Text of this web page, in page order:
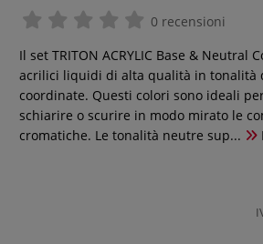
0 recensioni
Il set TRITON ACRYLIC Base & Neutral
acrilici liquidi di alta qualità in tonalità
coordinate. Questi colori sono ideali
schiarire o scurire in modo mirato le
cromatiche. Le tonalità neutre sup...